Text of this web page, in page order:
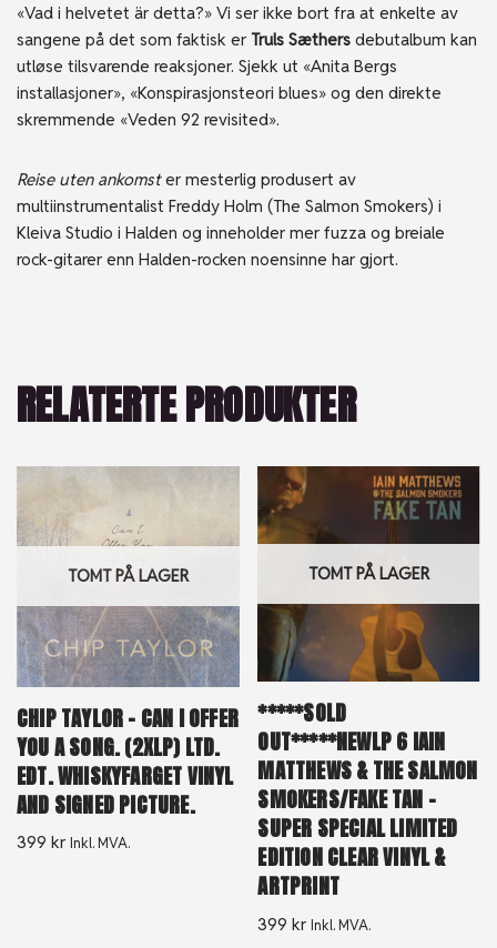
«Vad i helvetet är detta?» Vi ser ikke bort fra at enkelte av
sangene på det som faktisk er Truls Sæthers debutalbum kan
utløse tilsvarende reaksjoner. Sjekk ut «Anita Bergs
installasjoner», «Konspirasjonsteori blues» og den direkte
skremmende «Veden 92 revisited».
Reise uten ankomster mesterlig produsert av
multiinstrumentalist Freddy Holm (The Salmon Smokers) i
Kleiva Studio i Halden og inneholder mer fuzza og breiale
rock-gitarer enn Halden-rocken noensinne har gjort.
RELATERTE PRODUKTER
TOMT PÅ LAGER
CHIP TAYLOR – CAN I OFFER
YOU A SONG. (2XLP) LTD.
EDT. WHISKYFARGET VINYL
AND SIGNED PICTURE.
399 kr Inkl. MVA.
TOMT PÅ LAGER
*****SOLD
OUT*****NEWLP 6 IAIN
MATTHEWS & THE SALMON
SMOKERS/FAKE TAN –
SUPER SPECIAL LIMITED
EDITION CLEAR VINYL &
ARTPRINT
399kr Inkl. MVA.